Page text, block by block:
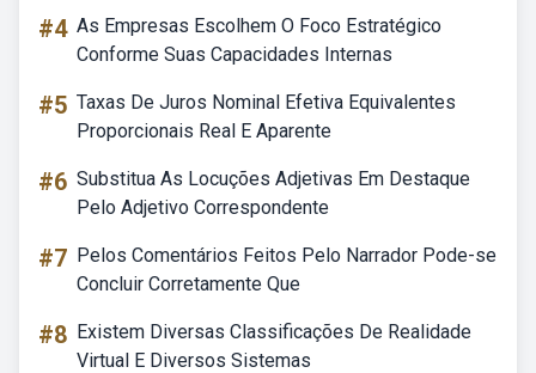
#4 As Empresas Escolhem O Foco Estratégico
Conforme Suas Capacidades Internas
#5 Taxas De Juros Nominal Efetiva Equivalentes
Proporcionais Real E Aparente
#6 Substitua As Locuções Adjetivas Em Destaque
Pelo Adjetivo Correspondente
#7 Pelos Comentários Feitos Pelo Narrador Pode-se
Concluir Corretamente Que
#8 Existem Diversas Classificações De Realidade
Virtual E Diversos Sistemas